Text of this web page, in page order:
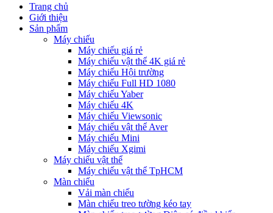
Trang chủ
Giới thiệu
Sản phẩm
Máy chiếu
Máy chiếu giá rẻ
Máy chiếu vật thể 4K giá rẻ
Máy chiếu Hội trường
Máy chiếu Full HD 1080
Máy chiếu Yaber
Máy chiếu 4K
Máy chiếu Viewsonic
Máy chiếu vật thể Aver
Máy chiếu Mini
Máy chiếu Xgimi
Máy chiếu vật thể
Máy chiếu vật thể TpHCM
Màn chiếu
Vải màn chiếu
Màn chiếu treo tường kéo tay